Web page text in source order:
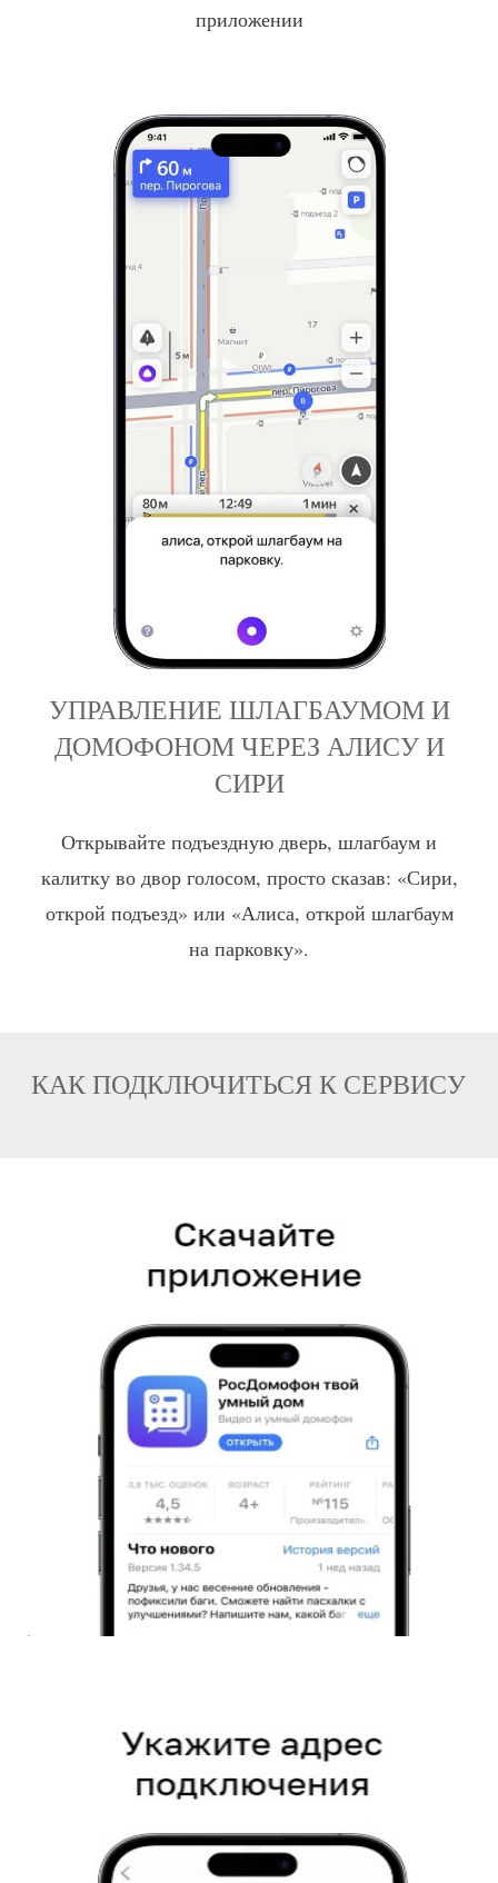
приложении
УПРАВЛЕНИЕ ШЛАГБАУМОМ И
ДОМОФОНОМ ЧЕРЕЗ АЛИСУ И
СИРИ
Открывайте подъездную дверь, шлагбаум и
калитку во двор голосом, просто сказав: «Сири,
открой подъезд» или «Алиса, открой шлагбаум
на парковку».
КАК ПОДКЛЮЧИТЬСЯ К СЕРВИСУ